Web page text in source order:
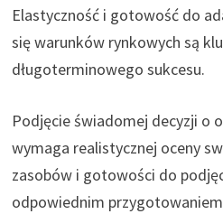
Elastyczność i gotowość do
się warunków rynkowych są
długoterminowego sukcesu.
Podjęcie świadomej decyzji o
wymaga realistycznej oceny
zasobów i gotowości do
odpowiednim